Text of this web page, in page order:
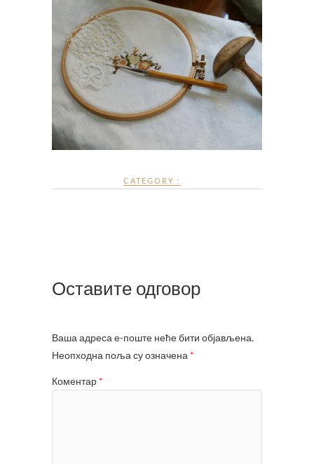
CATEGORY :
Оставите одговор
Ваша адреса е-поште неће бити објављена.
Неопходна поља су означена *
Коментар *